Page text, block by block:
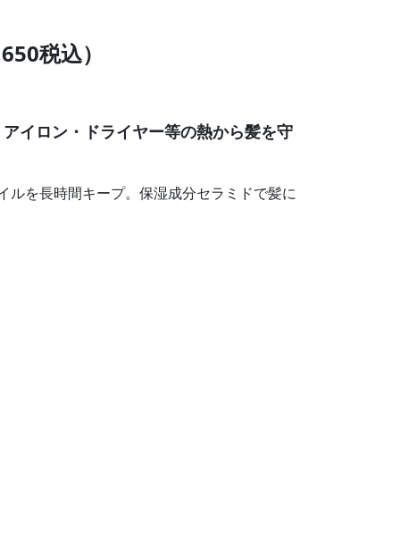
税込）
イロン・ドライヤー等の熱から髪を守
ルを長時間キープ。保湿成分セラミドで髪に